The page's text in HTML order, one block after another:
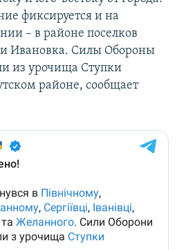
фиксируется и на
– в районе поселков
Ивановка. Силы Обороны
из урочища Ступки
районе, сообщает